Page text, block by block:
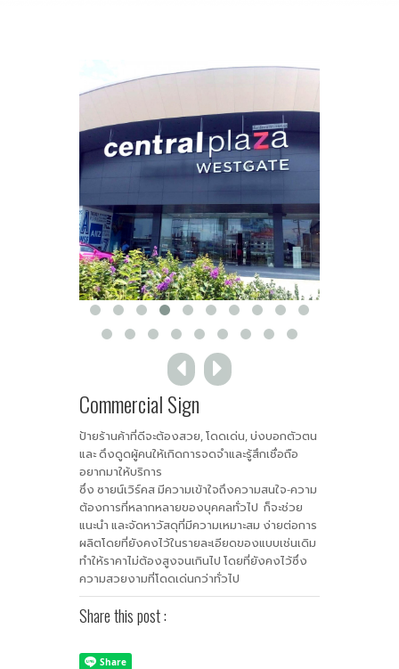
Commercial Sign
ป้ายร้านค้าที่ดีจะต้องสวย, โดดเด่น, บ่งบอกตัวตน
และ ดึงดูดผู้คนให้เกิดการจดจำและรู้สึกเชื่อถือ
อยากมาให้บริการ
ซึ่ง ซายน์เวิร์คส มีความเข้าใจถึงความสนใจ-ความ
ต้องการที่หลากหลายของบุคคลทั่วไป ก็จะช่วย
แนะนำ และจัดหาวัสดุที่มีความเหมาะสม ง่ายต่อการ
ผลิตโดยที่ยังคงไว้ในรายละเอียดของแบบเช่นเดิม
ทำให้ราคาไม่ต้องสูงจนเกินไป โดยที่ยังคงไว้ซึ่ง
ความสวยงามที่โดดเด่นกว่าทั่วไป
Share this post :